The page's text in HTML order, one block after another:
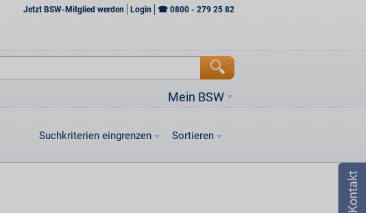
Jetzt BSW-Mitglied werden Login ☎ 0800 - 279 25 82
Mein BSW
Suchkriterien eingrenzen Sortieren